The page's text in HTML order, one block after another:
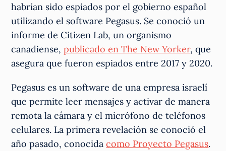
habrían sido espiados por el gobierno español
utilizando el software Pegasus. Se conoció un
informe de Citizen Lab, un organismo
canadiense,publicado en The New Yorker, que
asegura que fueron espiados entre 2017 y 2020.
Pegasus es un software de una empresa israelí
que permite leer mensajes y activar de manera
remota la cámara y el micrófono de teléfonos
celulares. La primera revelación se conoció el
año pasado, conocidacomo Proyecto Pegasus.